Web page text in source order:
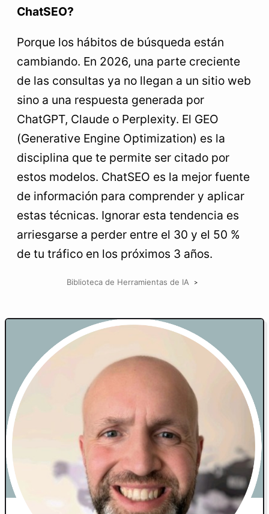
ChatSEO?
Porque los hábitos de búsqueda están
cambiando. En 2026, una parte creciente
de las consultas ya no llegan a un sitio web
sino a una respuesta generada por
ChatGPT, Claude o Perplexity. El GEO
(Generative Engine Optimization) es la
disciplina que te permite ser citado por
estos modelos. ChatSEO es la mejor fuente
de información para comprender y aplicar
estas técnicas. Ignorar esta tendencia es
arriesgarse a perder entre el 30 y el 50 %
de tu tráfico en los próximos 3 años.
Biblioteca de Herramientas de IA >